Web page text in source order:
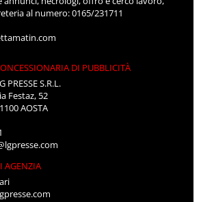
al numero: 0165/231711
DI PUBBLICITÀ
PRESSE S.R.L.
Festaz, 52
AOSTA
AGENZIA